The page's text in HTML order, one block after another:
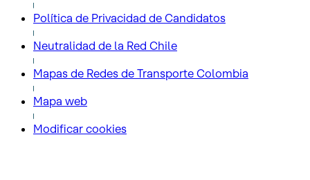
Política de Privacidad de Candidatos
Neutralidad de la Red Chile
Mapas de Redes de Transporte Colombia
Mapa web
Modificar cookies